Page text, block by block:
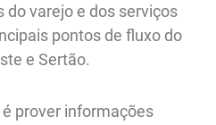
varejo e dos serviços
pontos de fluxo do
e Sertão.
é prover informações